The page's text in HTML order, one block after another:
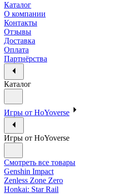
Каталог
О компании
Контакты
Отзывы
Доставка
Оплата
Партнёрства
Каталог
Игры от HoYoverse
Игры от HoYoverse
Смотреть все товары
Genshin Impact
Zenless Zone Zero
Honkai: Star Rail